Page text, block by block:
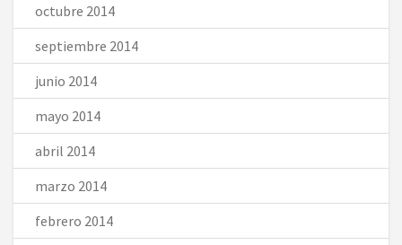
octubre 2014
septiembre 2014
junio 2014
mayo 2014
abril 2014
marzo 2014
febrero 2014